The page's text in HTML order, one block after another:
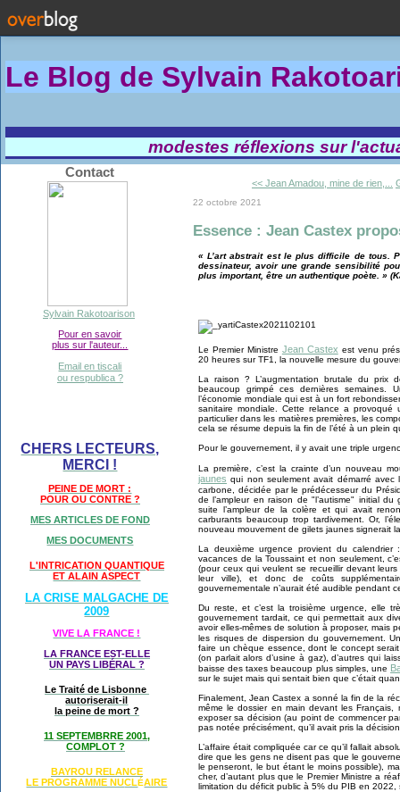
Le Blog de Sylvain Rakotoa
modestes réflexions sur
Contact
Sylvain Rakotoarison
Pour en savoir
plus sur l'auteur...
Email en tiscali
ou respublica ?
CHERS LECTEURS,
MERCI !
PEINE DE MORT :
POUR OU CONTRE ?
MES ARTICLES DE FOND
MES DOCUMENTS
L'INTRICATION QUANTIQUE
ET ALAIN ASPECT
LA CRISE MALGACHE DE
2009
VIVE LA FRANCE !
LA FRANCE EST-ELLE
UN PAYS LIBÉRAL ?
Le Traité de Lisbonne
autoriserait-il
la peine de mort ?
11 SEPTEMBRRE 2001,
COMPLOT ?
BAYROU RELANCE
LE PROGRAMME NUCLÉAIRE
<< Jean Amadou, mine de rien,...
22 octobre 2021
Essence : Jean Castex
« L’art abstrait est le plus difficile de tous.
dessinateur, avoir une grande sensibilité
plus important, être un authentique poète. »
Le Premier Ministre Jean Castex est venu
20 heures sur TF1, la nouvelle mesure du
La raison ? L’augmentation brutale du prix
beaucoup grimpé ces dernières semaines.
l’économie mondiale qui est à un fort
sanitaire mondiale. Cette relance a
particulier dans les matières premières, les
cela se résume depuis la fin de l’été à un plein
Pour le gouvernement, il y avait une triple
La première, c’est la crainte d’un nouveau
jaunes qui non seulement avait démarré avec
carbone, décidée par le prédécesseur du
de l’ampleur en raison de "l’autisme" initial
suite l’ampleur de la colère et qui avait
carburants beaucoup trop tardivement. Or,
nouveau mouvement de gilets jaunes signerait
La deuxième urgence provient du
vacances de la Toussaint et non seulement,
(pour ceux qui veulent se recueillir devant
leur ville), et donc de coûts
gouvernementale n’aurait été audible pendant
Du reste, et c’est la troisième urgence, elle
gouvernement tardait, ce qui permettait aux
avoir elles-mêmes de solution à proposer, mais
les risques de dispersion du gouvernement.
faire un chèque essence, dont le concept
(on parlait alors d’usine à gaz), d’autres qui
baisse des taxes beaucoup plus simples, une
sur le sujet mais qui sentait bien que c’était
Finalement, Jean Castex a sonné la fin de la
même le dossier en main devant les Français,
exposer sa décision (au point de commencer
pas notée précisément, qu’il avait pris la
L’affaire était compliquée car ce qu’il fallait
dire que les gens ne disent pas que le
le penseront, le but étant le moins possible),
cher, d’autant plus que le Premier Ministre a
limitation du déficit public à 5% du PIB en